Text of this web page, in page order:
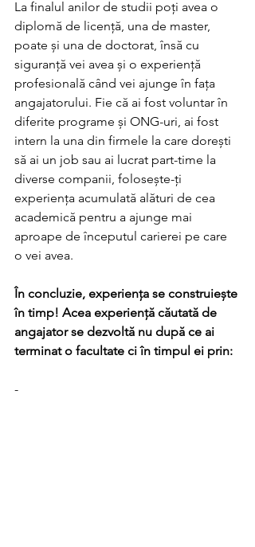
La finalul anilor de studii poți avea o
diplomă de licență, una de master,
poate și una de doctorat, însă cu
siguranță vei avea și o experiență
profesională când vei ajunge în fața
angajatorului. Fie că ai fost voluntar în
diferite programe și ONG-uri, ai fost
intern la una din firmele la care dorești
să ai un job sau ai lucrat part-time la
diverse companii, folosește-ți
experiența acumulată alături de cea
academică pentru a ajunge mai
aproape de începutul carierei pe care
o vei avea.
În concluzie, experiența se construiește
în timp! Acea experiență căutată de
angajator se dezvoltă nu după ce ai
terminat o facultate ci în timpul ei prin:
-